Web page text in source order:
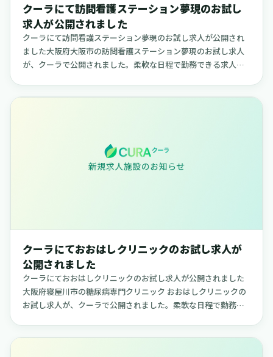
クーラにて訪問看護ステーション夢現のお試し
求人が公開されました
クーラにて訪問看護ステーション夢現のお試し求人が公開され
ました大阪府大阪市の訪問看護ステーション夢現のお試し求人
が、クーラで公開されました。柔軟な日程で勤務できる求人
クーラにておおはしクリニックのお試し求人が
公開されました
クーラにておおはしクリニックのお試し求人が公開されました
大阪府寝屋川市の糖尿病専門クリニック おおはしクリニックの
お試し求人が、クーラで公開されました。柔軟な日程で勤務で